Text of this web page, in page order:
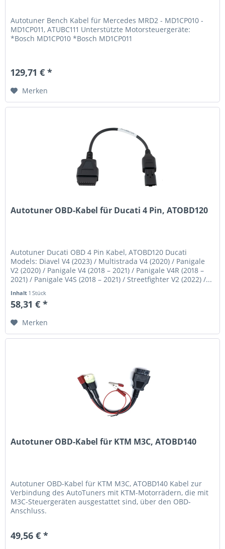
Autotuner Bench Kabel für Mercedes MRD2 - MD1CP010 -
MD1CP011, ATUBC111 Unterstützte Motorsteuergeräte:
*Bosch MD1CP010 *Bosch MD1CP011
129,71 € *
Merken
Autotuner OBD-Kabel für Ducati 4 Pin, ATOBD120
Autotuner Ducati OBD 4 Pin Kabel, ATOBD120 Ducati
Models: Diavel V4 (2023) / Multistrada V4 (2020) / Panigale
V2 (2020) / Panigale V4 (2018 – 2021) / Panigale V4R (2018 –
2021) / Panigale V4S (2018 – 2021) / Streetfighter V2 (2022) /...
Inhalt1 Stück
58,31 € *
Merken
Autotuner OBD-Kabel für KTM M3C, ATOBD140
Autotuner OBD-Kabel für KTM M3C, ATOBD140 Kabel zur
Verbindung des AutoTuners mit KTM-Motorrädern, die mit
M3C-Steuergeräten ausgestattet sind, über den OBD-
Anschluss.
49,56 € *